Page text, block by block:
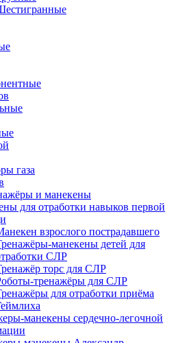
газа
и манекены
для отработки навыков первой
взрослого пострадавшего
манекены детей для
СЛР
торс для СЛР
тренажёры для СЛР
для отработки приёма
манекены сердечно-легочной